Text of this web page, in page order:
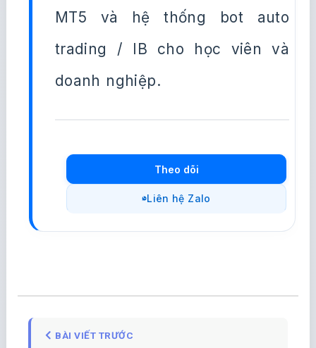
MT5 và hệ thống bot auto
trading / IB cho học viên và
doanh nghiệp.
Theo dõi
Liên hệ Zalo
BÀI VIẾT TRƯỚC